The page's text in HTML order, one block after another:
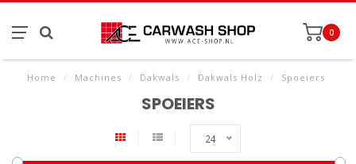
0
Home / Machines / Dakwals / Dakwals Holz / Spoeiers
SPOEIERS
24